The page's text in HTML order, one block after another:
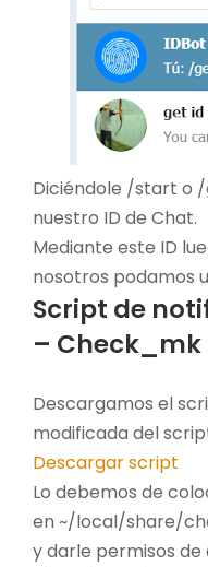
Diciéndole /start o
nuestro ID de Chat.
Mediante este ID
nosotros podamos
Script de
– Check_mk
Descargamos el
modificada del
Descargar script
Lo debemos de
en ~/local/share/
y darle permisos de